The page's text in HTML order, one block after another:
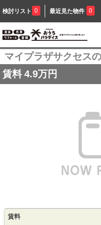
検討リスト 0 最近見た物件 0
マイプラザサクセス
賃料 4.9万円
賃料